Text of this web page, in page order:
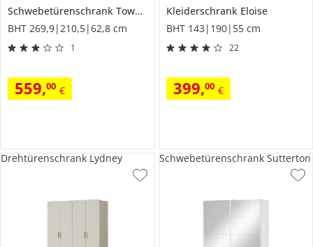
Schwebetürenschrank Towcester
BHT 269,9|210,5|62,8 cm
1
559,00 €
Kleiderschrank Eloise
BHT 143|190|55 cm
22
399,00 €
Drehtürenschrank Lydney Schwebetürenschrank Sutterton